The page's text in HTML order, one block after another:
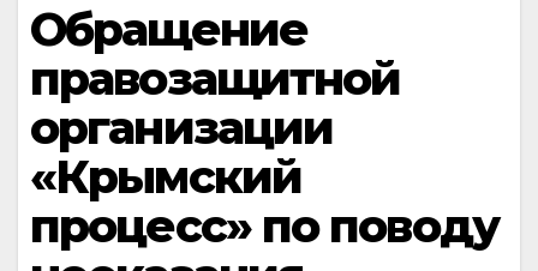
Обращение
правозащитной
организации
«Крымский
процесс» по поводу